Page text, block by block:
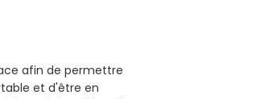
afin de permettre
et d'être en